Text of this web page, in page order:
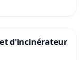
d'incinérateur